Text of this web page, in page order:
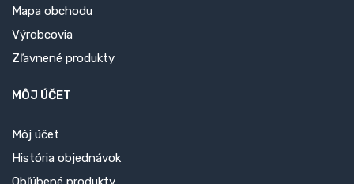
Mapa obchodu
Výrobcovia
Zľavnené produkty
MÔJ ÚČET
Môj účet
História objednávok